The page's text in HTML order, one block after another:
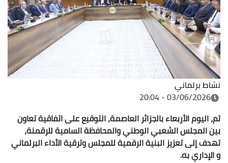
نشاط برلماني
03/06/2026 - 20:04
تم، اليوم الأربعاء بالجزائر العاصمة، التوقيع على اتفاقية تعاون
بين المجلس الشعبي الوطني والمحافظة السامية للرقمنة،
تهدف إلى تعزيز البنية الرقمية للمجلس وترقية الأداء البرلماني
و الإداري به.